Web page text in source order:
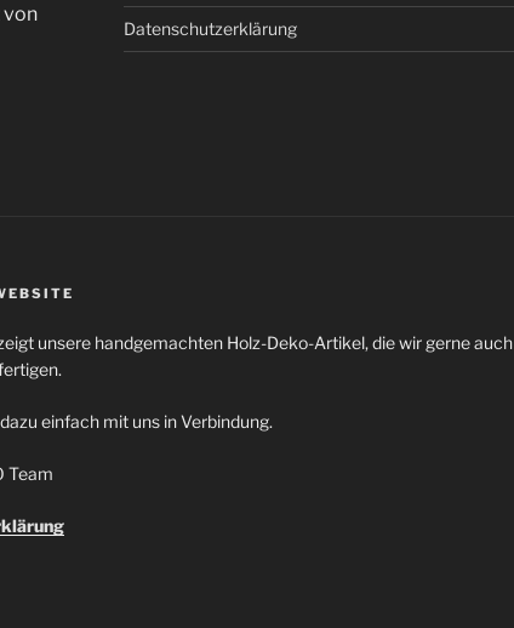
von
Datenschutzerklärung
unsere handgemachten Holz-Deko-Artikel, die wir gerne auch
einfach mit uns in Verbindung.
Team